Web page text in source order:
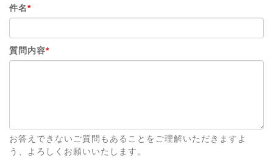
件名*
質問内容*
お答えできないご質問もあることをご理解いただきますよ
う、よろしくお願いいたします。